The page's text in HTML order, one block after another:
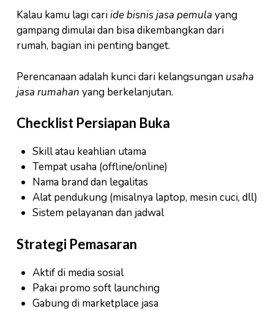
Kalau kamu lagi cariide bisnis jasa pemula yang
gampang dimulai dan bisa dikembangkan dari
rumah, bagian ini penting banget.
Perencanaan adalah kunci dari kelangsungan usaha
jasa rumahan yang berkelanjutan.
Checklist Persiapan Buka
Skill atau keahlian utama
Tempat usaha (offline/online)
Nama brand dan legalitas
Alat pendukung (misalnya laptop, mesin cuci, dll)
Sistem pelayanan dan jadwal
Strategi Pemasaran
Aktif di media sosial
Pakai promo soft launching
Gabung di marketplace jasa